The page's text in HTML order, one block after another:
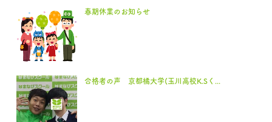
春期休業のお知らせ
合格者の声 京都橘大学(玉川高校K.Sく...